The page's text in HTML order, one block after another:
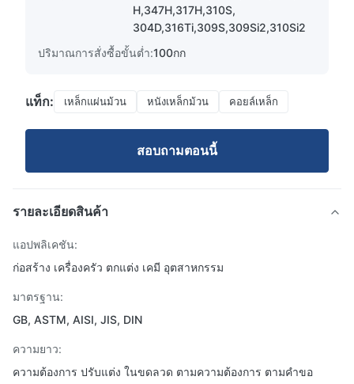
H,347H,317H,310S,
304D,316Ti,309S,309Si2,310Si2
ปริมาณการสั่งซื้อขั้นต่ำ:100กก
แท็ก: เหล็กแผ่นม้วน หนังเหล็กม้วน คอยล์เหล็ก
สอบถามตอนนี้
รายละเอียดสินค้า
แอปพลิเคชัน:
ก่อสร้าง เครื่องครัว ตกแต่ง เคมี อุตสาหกรรม
มาตรฐาน:
GB, ASTM, AISI, JIS, DIN
ความยาว:
ความต้องการ ปรับแต่ง ในขดลวด ตามความต้องการ ตามคำขอ